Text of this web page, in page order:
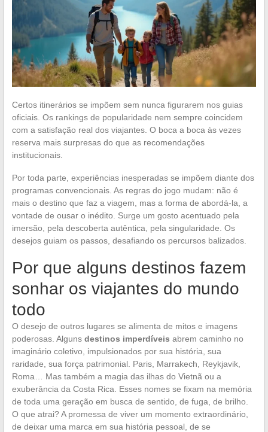
Certos itinerários se impõem sem nunca figurarem nos guias
oficiais. Os rankings de popularidade nem sempre coincidem
com a satisfação real dos viajantes. O boca a boca às vezes
reserva mais surpresas do que as recomendações
institucionais.
Por toda parte, experiências inesperadas se impõem diante dos
programas convencionais. As regras do jogo mudam: não é
mais o destino que faz a viagem, mas a forma de abordá-la, a
vontade de ousar o inédito. Surge um gosto acentuado pela
imersão, pela descoberta autêntica, pela singularidade. Os
desejos guiam os passos, desafiando os percursos balizados.
Por que alguns destinos fazem
sonhar os viajantes do mundo
todo
O desejo de outros lugares se alimenta de mitos e imagens
poderosas. Alguns destinos imperdíveis abrem caminho no
imaginário coletivo, impulsionados por sua história, sua
raridade, sua força patrimonial. Paris, Marrakech, Reykjavik,
Roma… Mas também a magia das ilhas do Vietnã ou a
exuberância da Costa Rica. Esses nomes se fixam na memória
de toda uma geração em busca de sentido, de fuga, de brilho.
O que atrai? A promessa de viver um momento extraordinário,
de deixar uma marca em sua história pessoal, de se